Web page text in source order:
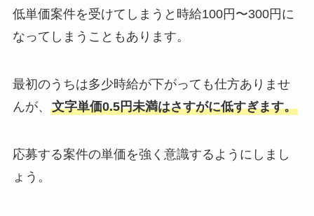
低単価案件を受けてしまうと時給100円〜300円に
なってしまうこともあります。
最初のうちは多少時給が下がっても仕方ありませ
んが、 文字単価0.5円未満はさすがに低すぎます。
応募する案件の単価を強く意識するようにしまし
ょう。